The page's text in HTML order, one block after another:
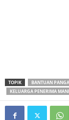
TOPIK BANTUAN
KELUARGA PENERIMA